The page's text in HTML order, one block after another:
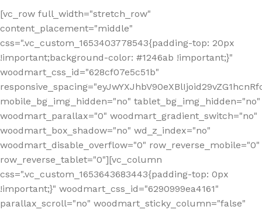
[vc_row full_width="stretch_row"
content_placement="middle"
css=".vc_custom_1653403778543{padding-top: 20px
!important;background-color: #1246ab !important;}"
woodmart_css_id="628cf07e5c51b"
mobile_bg_img_hidden="no" tablet_bg_img_hidden="no"
woodmart_parallax="0" woodmart_gradient_switch="no"
woodmart_box_shadow="no" wd_z_index="no"
woodmart_disable_overflow="0" row_reverse_mobile="0"
row_reverse_tablet="0"][vc_column
css=".vc_custom_1653643683443{padding-top: 0px
!important;}" woodmart_css_id="6290999ea4161"
parallax_scroll="no" woodmart_sticky_column="false"